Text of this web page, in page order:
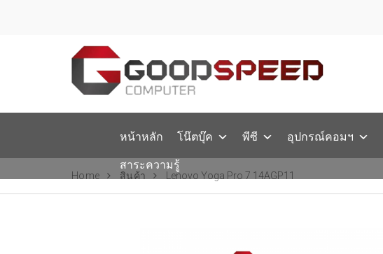
หน้าหลัก โน๊ตบุ๊ค พีซี อุปกรณ์คอมฯ
สาระความรู้
Home สินค้า Lenovo Yoga Pro 7 14AGP11